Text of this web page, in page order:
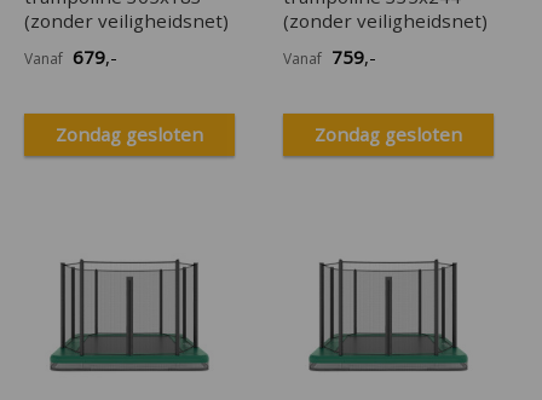
(zonder veiligheidsnet)
Vanaf 679,-
Zondag gesloten
(zonder veiligheidsnet)
Vanaf 759,-
Zondag gesloten